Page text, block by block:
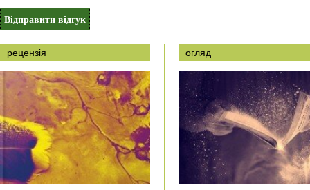
рецензія огляд